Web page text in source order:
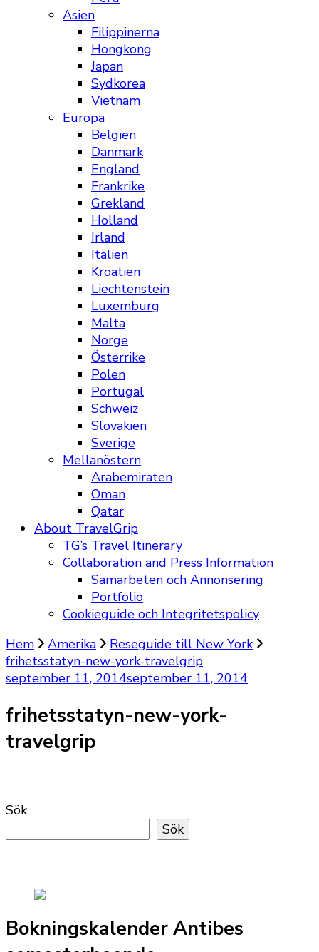
Asien
Filippinerna
Hongkong
Japan
Sydkorea
Vietnam
Europa
Belgien
Danmark
England
Frankrike
Grekland
Holland
Irland
Italien
Kroatien
Liechtenstein
Luxemburg
Malta
Norge
Österrike
Polen
Portugal
Schweiz
Slovakien
Sverige
Mellanöstern
Arabemiraten
Oman
Qatar
About TravelGrip
TG’s Travel Itinerary
Collaboration and Press Information
Samarbeten och Annonsering
Portfolio
Cookieguide och Integritetspolicy
Hem
Amerika
Reseguide till New York
frihetsstatyn-new-york-travelgrip
september 11, 2014september 11, 2014
frihetsstatyn-new-york-
travelgrip
Sök
Sök
Bokningskalender Antibes